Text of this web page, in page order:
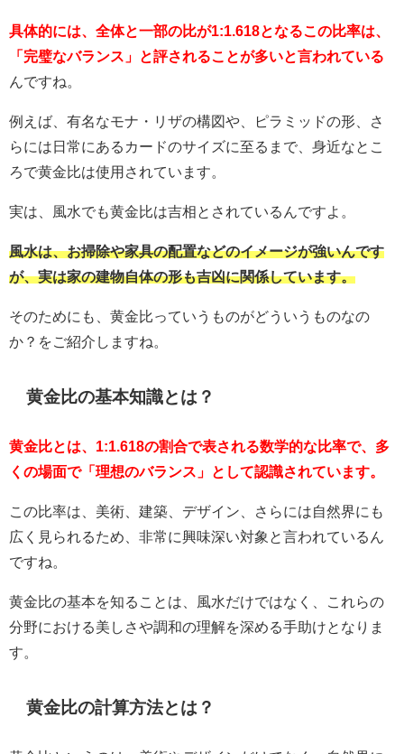
具体的には、全体と一部の比が1:1.618となるこの比率は、
「完璧なバランス」と評されることが多いと言われている
んですね。
例えば、有名なモナ・リザの構図や、ピラミッドの形、さ
らには日常にあるカードのサイズに至るまで、身近なとこ
ろで黄金比は使用されています。
実は、風水でも黄金比は吉相とされているんですよ。
風水は、お掃除や家具の配置などのイメージが強いんです
が、実は家の建物自体の形も吉凶に関係しています。
そのためにも、黄金比っていうものがどういうものなの
か？をご紹介しますね。
黄金比の基本知識とは？
黄金比とは、1:1.618の割合で表される数学的な比率で、多
くの場面で「理想のバランス」として認識されています。
この比率は、美術、建築、デザイン、さらには自然界にも
広く見られるため、非常に興味深い対象と言われているん
ですね。
黄金比の基本を知ることは、風水だけではなく、これらの
分野における美しさや調和の理解を深める手助けとなりま
す。
黄金比の計算方法とは？